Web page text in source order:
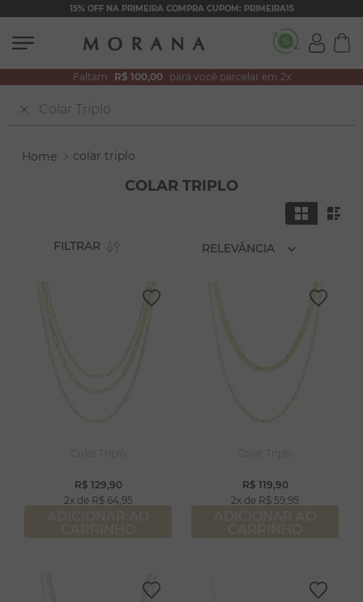
15% OFF NA PRIMEIRA COMPRA CUPOM: PRIMEIRA15
Faltam R$ 100,00 para você parcelar em 2x
Pesquisar
colar triplo
COLAR TRIPLO
FILTRAR RELEVÂNCIA
R$ 129,90
2
R$ 64,95
R$ 119,90
2
R$ 59,95